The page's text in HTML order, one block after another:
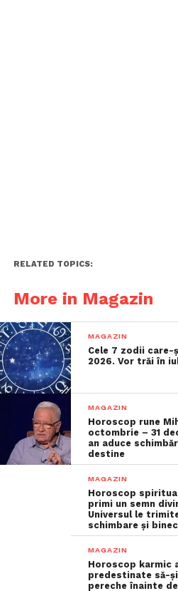
RELATED TOPICS:
More in Magazin
MAGAZIN
Cele 7 zodii
2026. Vor trăi în
MAGAZIN
Horoscop rune
octombrie – 31
an aduce
destine
MAGAZIN
Horoscop
primi un semn
Universul le
schimbare și
MAGAZIN
Horoscop karmic
predestinate să-
pereche înainte